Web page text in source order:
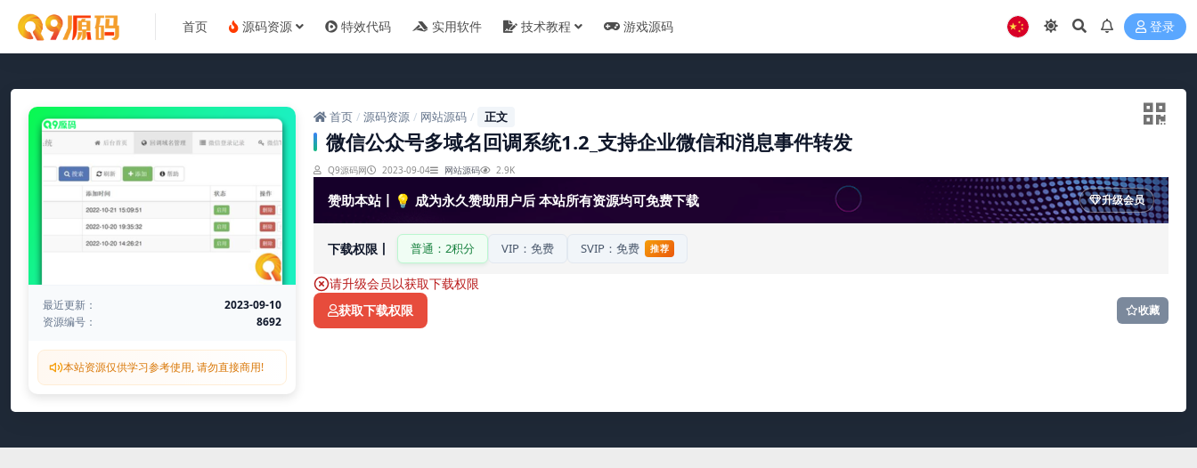
首页 源码资源 特效代码 实用软件 技术教程 游戏源码 登录
最近更新：
2023-09-10
资源编号：
8692
本站资源仅供学习参考使用, 请勿直接商用!
首页 / 源码资源 / 网站源码 / 正文
微信公众号多域名回调系统1.2_支持企业微信和消息事件转发
Q9源码网 2023-09-04 网站源码 2.9K
赞助本站丨💡 成为永久赞助用户后 本站所有资源均可免费下载 升级会员
下载权限丨 普通：2积分 VIP：免费 SVIP：免费 推荐
请升级会员以获取下载权限
获取下载权限 收藏